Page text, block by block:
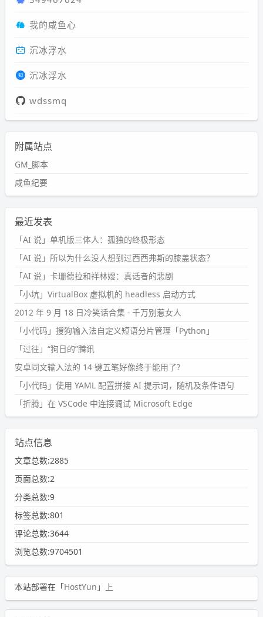
我的咸鱼心
沉冰浮水
沉冰浮水
wdssmq
附属站点
GM_脚本
咸鱼纪要
最近发表
「AI 说」单机版三体人：孤独的终极形态
「AI 说」所以为什么没人想到过西西弗斯的膝盖状态？
「AI 说」卡珊德拉和祥林嫂：真话者的悲剧
「小坑」VirtualBox 虚拟机的 headless 启动方式
2012 年 9 月 18 日冷笑话合集 - 千万别惹女人
「小代码」搜狗输入法自定义短语分片管理「Python」
「过往」“狗日的”腾讯
安卓同文输入法的 14 键五笔好像终于能用了?
「小代码」使用 YAML 配置拼接 AI 提示词，随机及条件语句
「折腾」在 VSCode 中连接调试 Microsoft Edge
站点信息
文章总数:2885
页面总数:2
分类总数:9
标签总数:801
评论总数:3644
浏览总数:9704501
本站部署在「HostYun 」上